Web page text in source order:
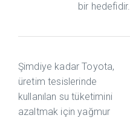
bir hedefidir.
Şimdiye kadar Toyota,
üretim tesislerinde
kullanılan su tüketimini
azaltmak için yağmur